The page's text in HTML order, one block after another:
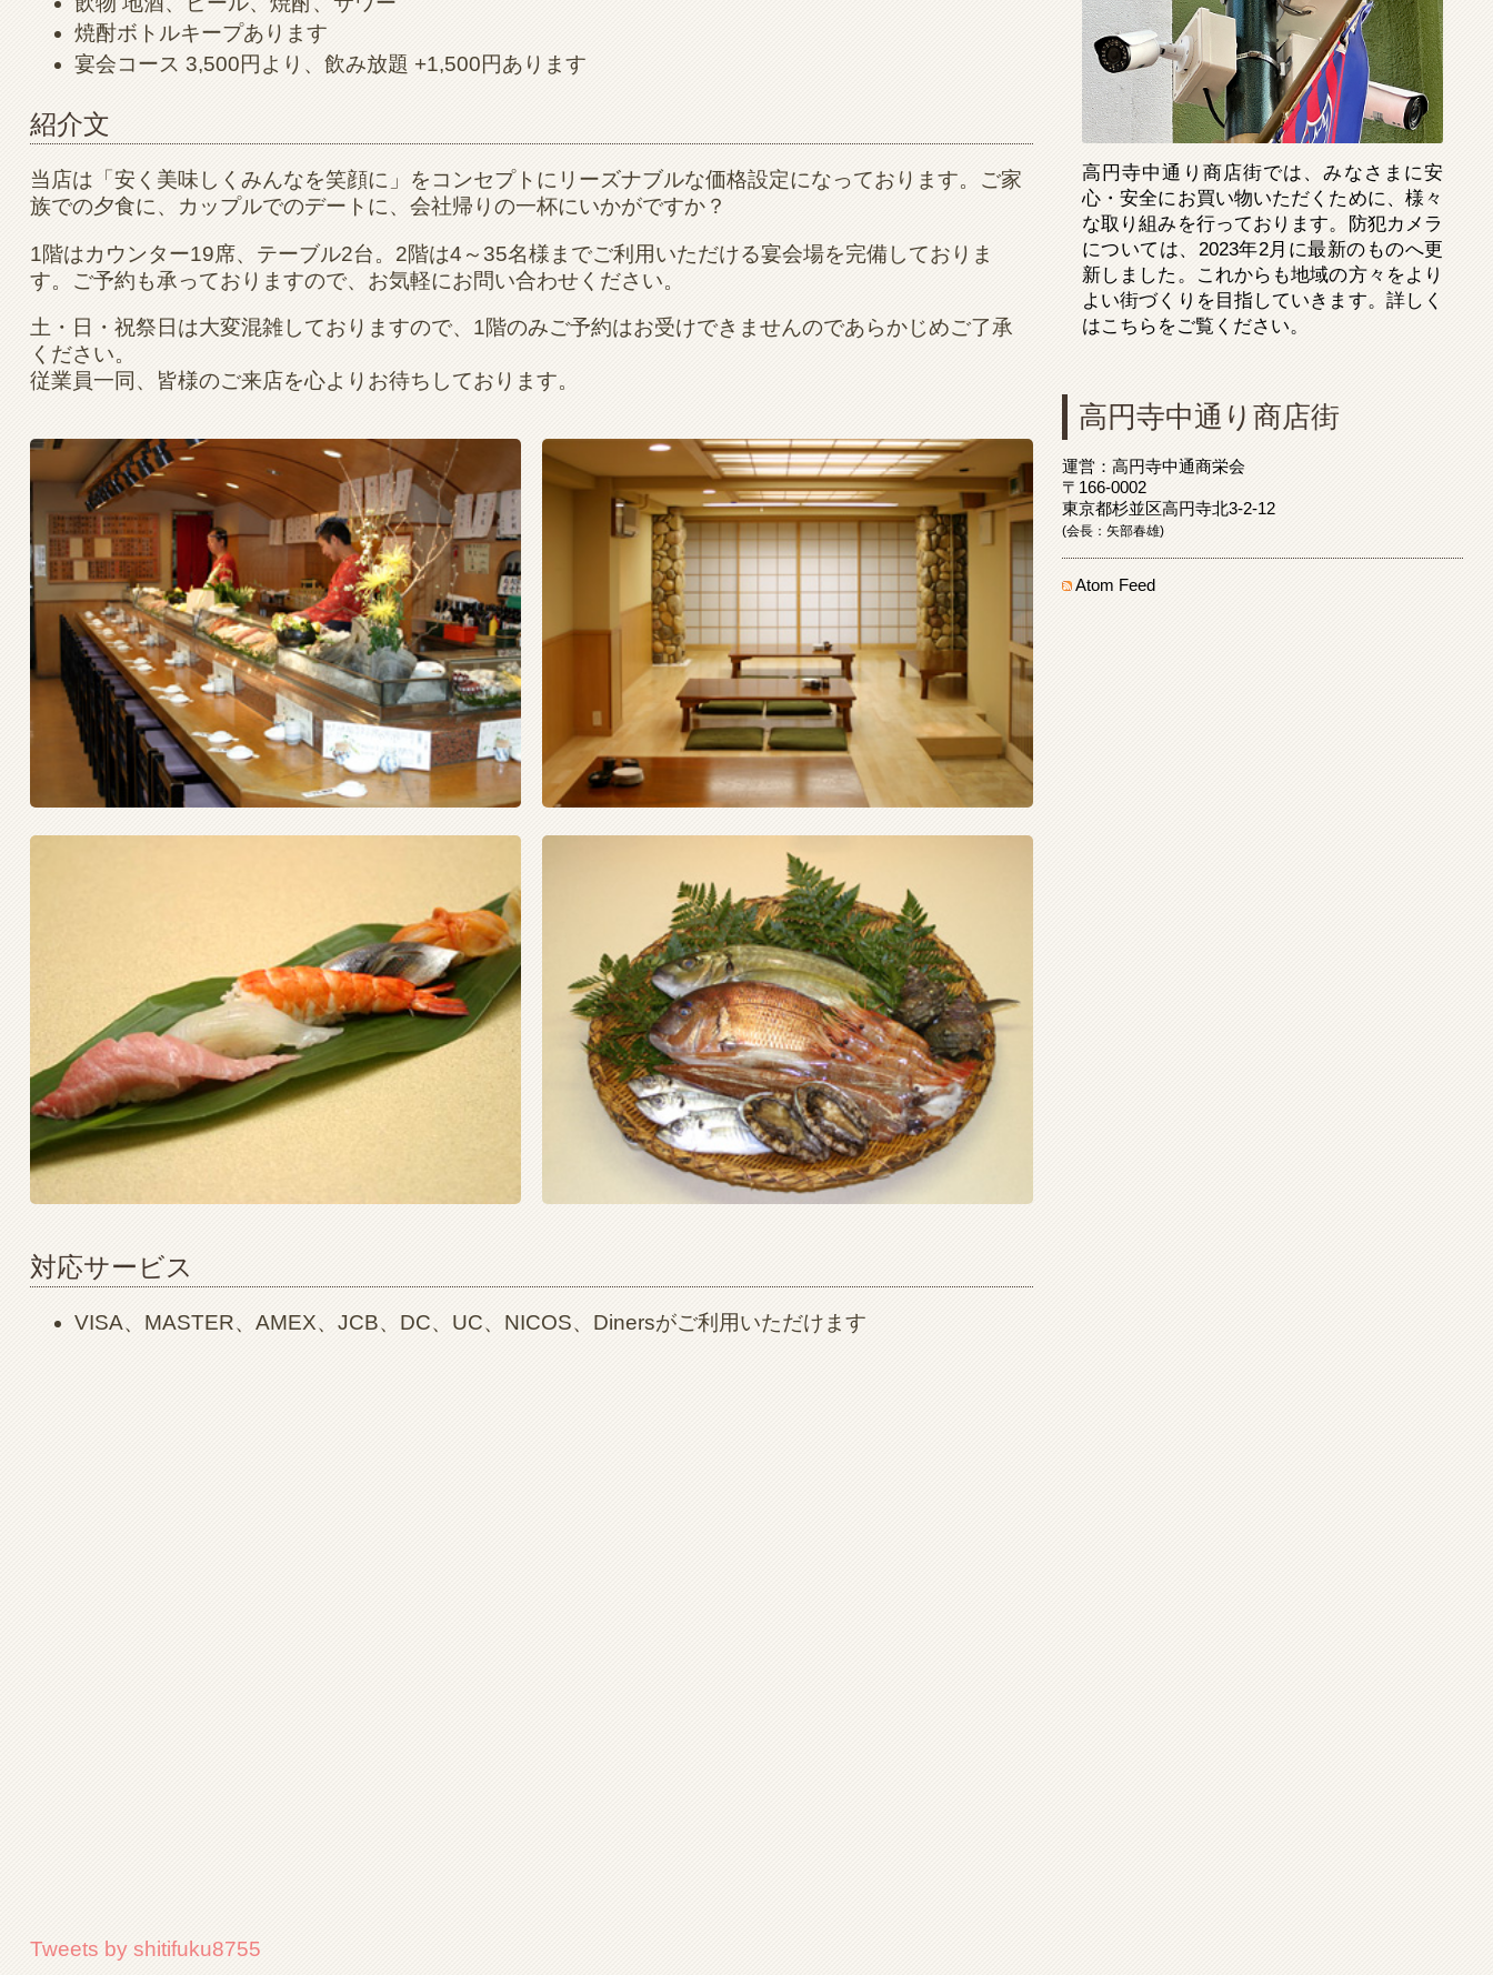
焼酎ボトルキープあります
宴会コース 3,500円より、飲み放題 +1,500円あります
紹介文
当店は「安く美味しくみんなを笑顔に」をコンセプトにリーズナブルな価格設定になっております。ご家
族での夕食に、カップルでのデートに、会社帰りの一杯にいかがですか？
1階はカウンター19席、テーブル2台。2階は4～35名様までご利用いただける宴会場を完備しておりま
す。ご予約も承っておりますので、お気軽にお問い合わせください。
土・日・祝祭日は大変混雑しておりますので、1階のみご予約はお受けできませんのであらかじめご了承
ください。
従業員一同、皆様のご来店を心よりお待ちしております。
対応サービス
VISA、MASTER、AMEX、JCB、DC、UC、NICOS、Dinersがご利用いただけます
Tweets by shitifuku8755
高円寺中通り商店街では、みなさまに安
心・安全にお買い物いただくために、様々
な取り組みを行っております。防犯カメラ
については、2023年2月に最新のものへ更
新しました。これからも地域の方々をより
よい街づくりを目指していきます。詳しく
はこちらをご覧ください。
高円寺中通り商店街
運営：高円寺中通商栄会
〒166-0002
東京都杉並区高円寺北3-2-12
(会長：矢部春雄)
Atom Feed